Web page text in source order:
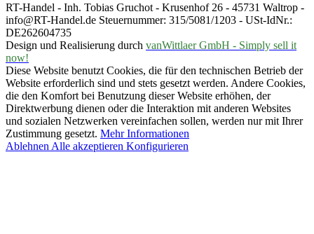
RT-Handel - Inh. Tobias Gruchot - Krusenhof 26 - 45731 Waltrop -
info@RT-Handel.de Steuernummer: 315/5081/1203 - USt-IdNr.:
DE262604735
Design und Realisierung durch vanWittlaer GmbH - Simply sell it
now!
Diese Website benutzt Cookies, die für den technischen Betrieb der
Website erforderlich sind und stets gesetzt werden. Andere Cookies,
die den Komfort bei Benutzung dieser Website erhöhen, der
Direktwerbung dienen oder die Interaktion mit anderen Websites
und sozialen Netzwerken vereinfachen sollen, werden nur mit Ihrer
Zustimmung gesetzt. Mehr Informationen
Ablehnen Alle akzeptieren Konfigurieren